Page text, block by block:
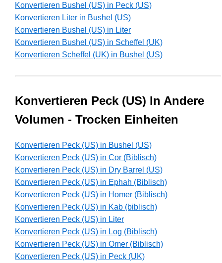
Konvertieren Bushel (US) in Peck (US)
Konvertieren Liter in Bushel (US)
Konvertieren Bushel (US) in Liter
Konvertieren Bushel (US) in Scheffel (UK)
Konvertieren Scheffel (UK) in Bushel (US)
Konvertieren Peck (US) In Andere
Volumen - Trocken Einheiten
Konvertieren Peck (US) in Bushel (US)
Konvertieren Peck (US) in Cor (Biblisch)
Konvertieren Peck (US) in Dry Barrel (US)
Konvertieren Peck (US) in Ephah (Biblisch)
Konvertieren Peck (US) in Homer (Biblisch)
Konvertieren Peck (US) in Kab (biblisch)
Konvertieren Peck (US) in Liter
Konvertieren Peck (US) in Log (Biblisch)
Konvertieren Peck (US) in Omer (Biblisch)
Konvertieren Peck (US) in Peck (UK)